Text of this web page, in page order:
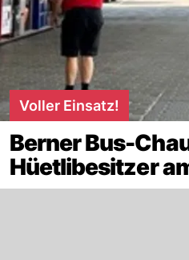
Voller Einsatz!
Berner Bus-
Hüetlibesitzer